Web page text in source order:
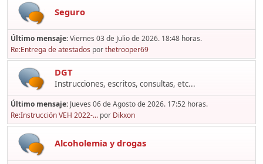
Seguro
Último mensaje:Viernes 03 de Julio de 2026. 18:48 horas.
Re:Entrega de atestados porthetrooper69
DGT
Instrucciones, escritos, consultas, etc...
Último mensaje: Jueves 06 de Agosto de 2026. 17:52 horas.
Re:Instrucción VEH 2022-... por Dikxon
Alcoholemia y drogas